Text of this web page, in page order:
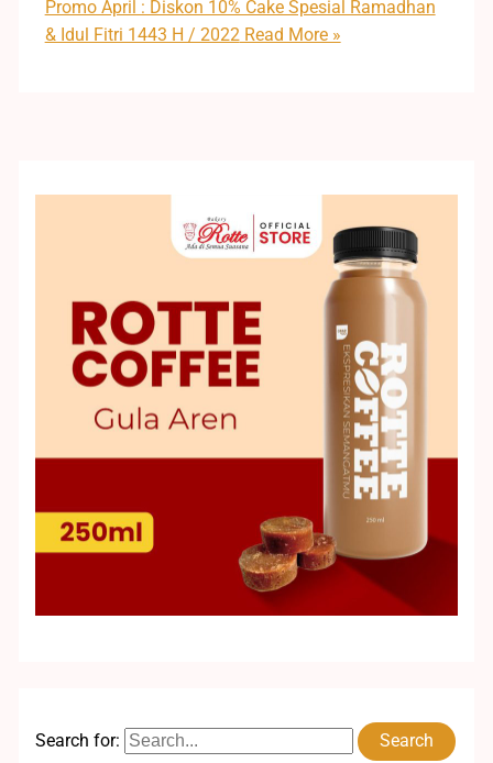
Promo April : Diskon 10% Cake Spesial Ramadhan
& Idul Fitri 1443 H / 2022 Read More »
Search for: